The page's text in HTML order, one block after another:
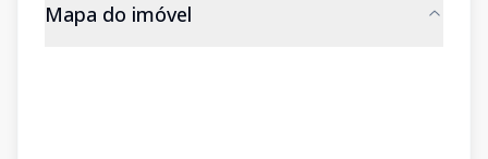
Mapa do imóvel